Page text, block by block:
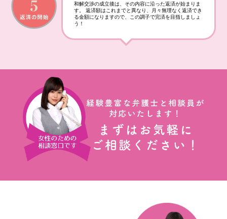
和解交渉の成立後は、その内容に沿った返済が始まりま
す。 返済額はこれまでと異なり、月々無理なく返済でき
る金額になりますので、この調子で完済を目指しましょ
う！